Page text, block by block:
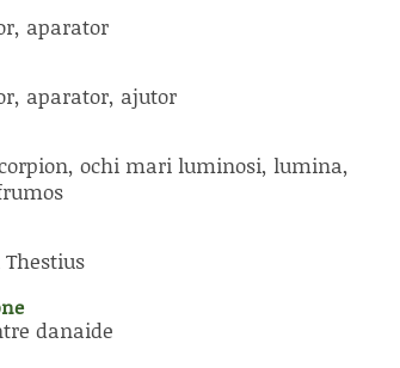
aparator
aparator, ajutor
ochi mari luminosi, lumina,
danaide